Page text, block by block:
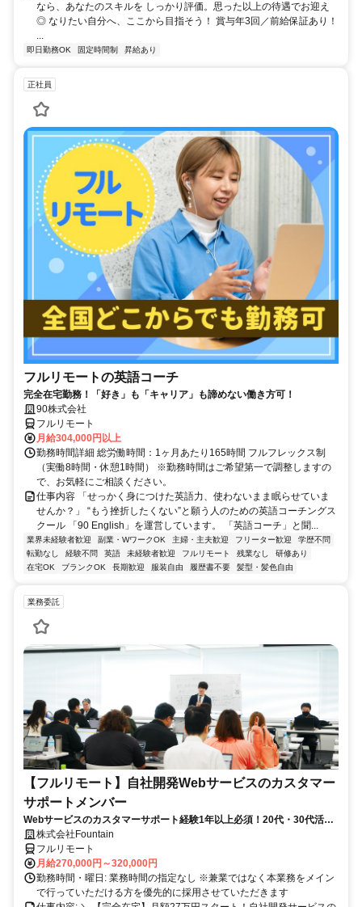
なら、あなたのスキルを しっかり評価。思った以上の待遇でお迎え
◎ なりたい自分へ、ここから目指そう！ 賞与年3回／前給保証あり！
...
即日勤務OK 固定時間制 昇給あり
正社員
フルリモートの英語コーチ
完全在宅勤務！「好き」も「キャリア」も諦めない働き方可！
90株式会社
フルリモート
月給304,000円以上
勤務時間詳細 総労働時間：1ヶ月あたり165時間 フルフレックス制
（実働8時間・休憩1時間） ※勤務時間はご希望第一で調整しますの
で、お気軽にご相談ください。
仕事内容 「せっかく身につけた英語力、使わないまま眠らせていま
せんか？」 “もう挫折したくない”と願う人のための英語コーチングス
クール 「90 English」を運営しています。 「英語コーチ」と聞...
業界未経験者歓迎 副業・WワークOK 主婦・主夫歓迎 フリーター歓迎
学歴不問
転勤なし
経験不問 英語 未経験者歓迎 フルリモート 残業なし
研修あり
在宅OK
ブランクOK 長期歓迎 服装自由 履歴書不要 髪型・髪色自由
業務委託
【フルリモート】自社開発Webサービスのカスタマー
サポートメンバー
Webサービスのカスタマーサポート経験1年以上必須！20代・30代活躍
中！株式会社Fountain
フルリモート
月給270,000円～320,000円
勤務時間・曜日: 業務時間の指定なし ※兼業ではなく本業務をメイン
で行っていただける方を優先的に採用させていただきます